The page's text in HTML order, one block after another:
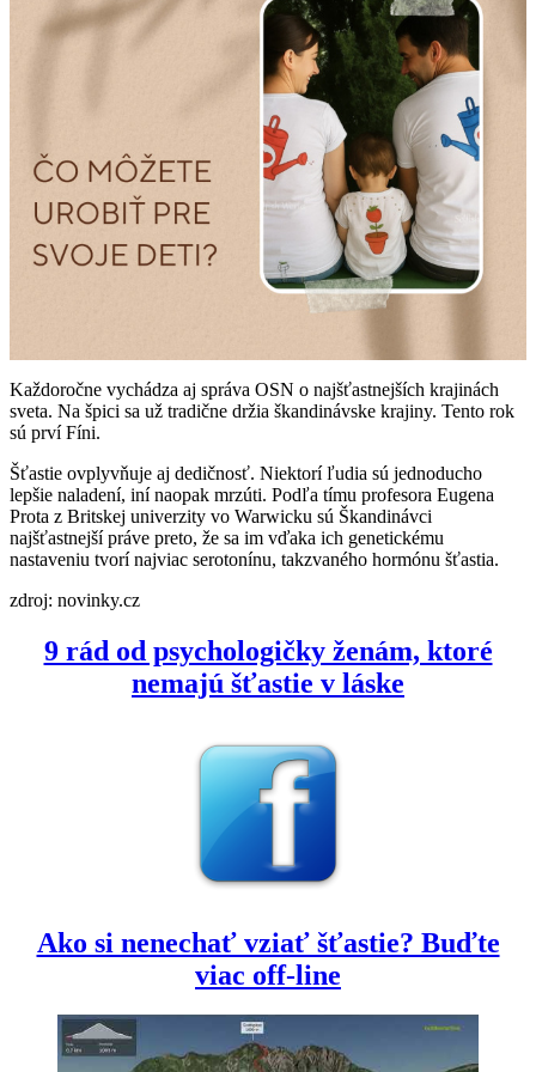
Každoročne vychádza aj správa OSN o najšťastnejších krajinách
sveta. Na špici sa už tradične držia škandinávske krajiny. Tento rok
sú prví Fíni.
Šťastie ovplyvňuje aj dedičnosť. Niektorí ľudia sú jednoducho
lepšie naladení, iní naopak mrzúti. Podľa tímu profesora Eugena
Prota z Britskej univerzity vo Warwicku sú Škandinávci
najšťastnejší práve preto, že sa im vďaka ich genetickému
nastaveniu tvorí najviac serotonínu, takzvaného hormónu šťastia.
zdroj: novinky.cz
9 rád od psychologičky ženám, ktoré
nemajú šťastie v láske
Ako si nenechať vziať šťastie? Buďte
viac off-line